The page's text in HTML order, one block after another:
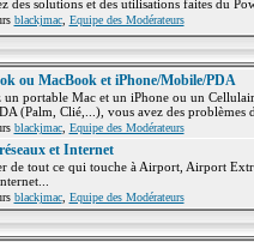
des solutions et des utilisations faites du
blackjmac, Equipe des Modérateurs
ou MacBook et iPhone/Mobile/PDA
un portable Mac et un iPhone ou un
(Palm, Clié,...), vous avez des
blackjmac, Equipe des Modérateurs
et Internet
de tout ce qui touche à Airport, Airport
blackjmac, Equipe des Modérateurs